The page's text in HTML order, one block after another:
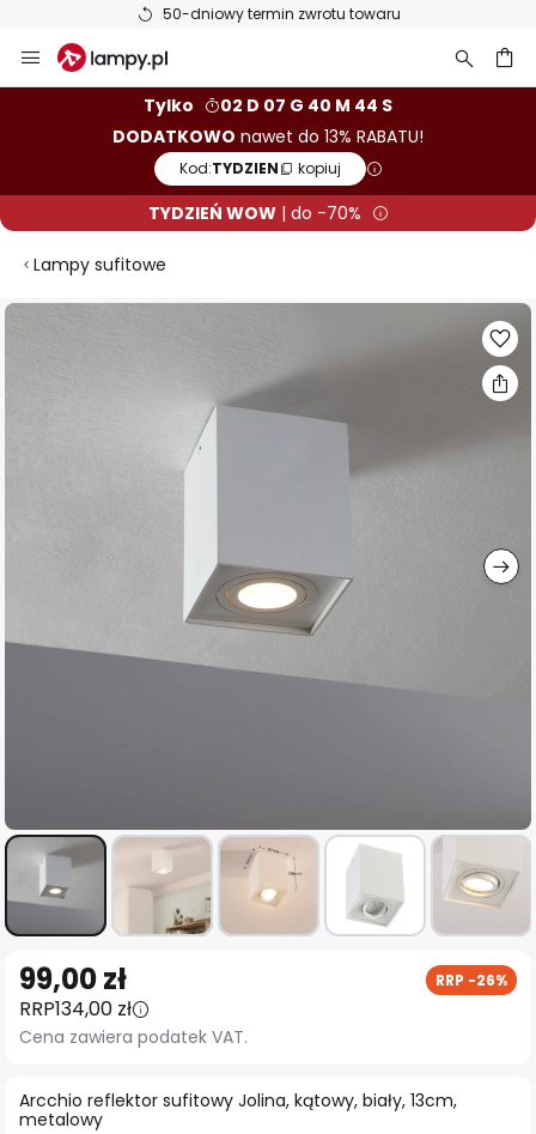
50-dniowy termin zwrotu towaru
Przejdź
do
Tylko
02 D 07 G 40 M 43 S
DODATKOWO nawet do 13% RABATU!
Kod:TYDZIEN kopiuj
TYDZIEŃ WOW| do -70%
Lampy sufitowe
Przejdź
koniec
na
początek
galerii
Arcchio reflektor sufitowy Jolina, kątowy, biały, 13cm,
metalowy
99,00 zł RRP -26%
RRP134,00 zł
Cena zawiera podatek VAT.